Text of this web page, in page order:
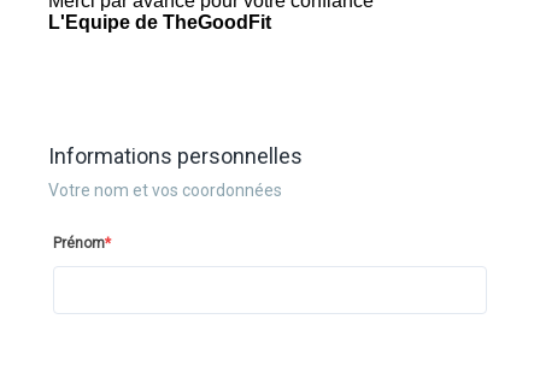
Informations personnelles
Votre nom et vos coordonnées
Prénom*